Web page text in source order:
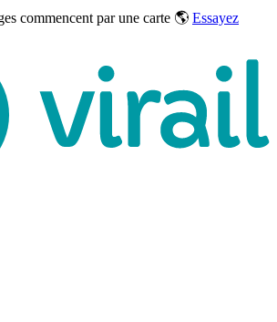
commencent par une carte 🌎 Essayez